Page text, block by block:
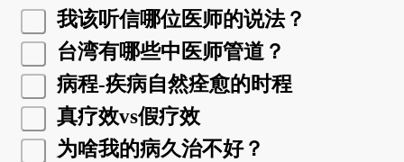
我该听信哪位医师的说法？
台湾有哪些中医师管道？
病程-疾病自然痊愈的时程
真疗效vs假疗效
为啥我的病久治不好？